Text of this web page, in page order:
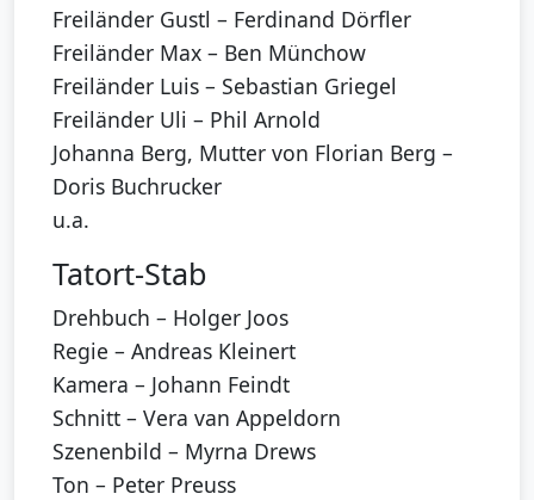
Freiländer Gustl – Ferdinand Dörfler
Freiländer Max – Ben Münchow
Freiländer Luis – Sebastian Griegel
Freiländer Uli – Phil Arnold
Johanna Berg, Mutter von Florian Berg –
Doris Buchrucker
u.a.
Tatort-Stab
Drehbuch – Holger Joos
Regie – Andreas Kleinert
Kamera – Johann Feindt
Schnitt – Vera van Appeldorn
Szenenbild – Myrna Drews
Ton – Peter Preuss